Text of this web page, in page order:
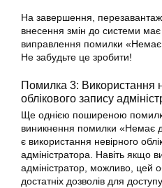
На завершення,
внесення змін до системи
виправлення помилки «Немає
Не забудьте це зробити!
Помилка 3: Використання
облікового запису
Ще однією поширеною
виникнення помилки «Немає
є використання невірного
адміністратора. Навіть якщо
адміністратор, можливо, цей
достатніх дозволів для